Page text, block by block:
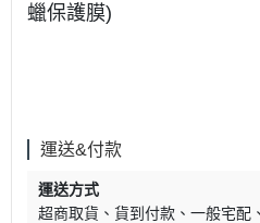
蠟保護膜)
運送&付款
運送方式
超商取貨
貨到付款 一般宅配